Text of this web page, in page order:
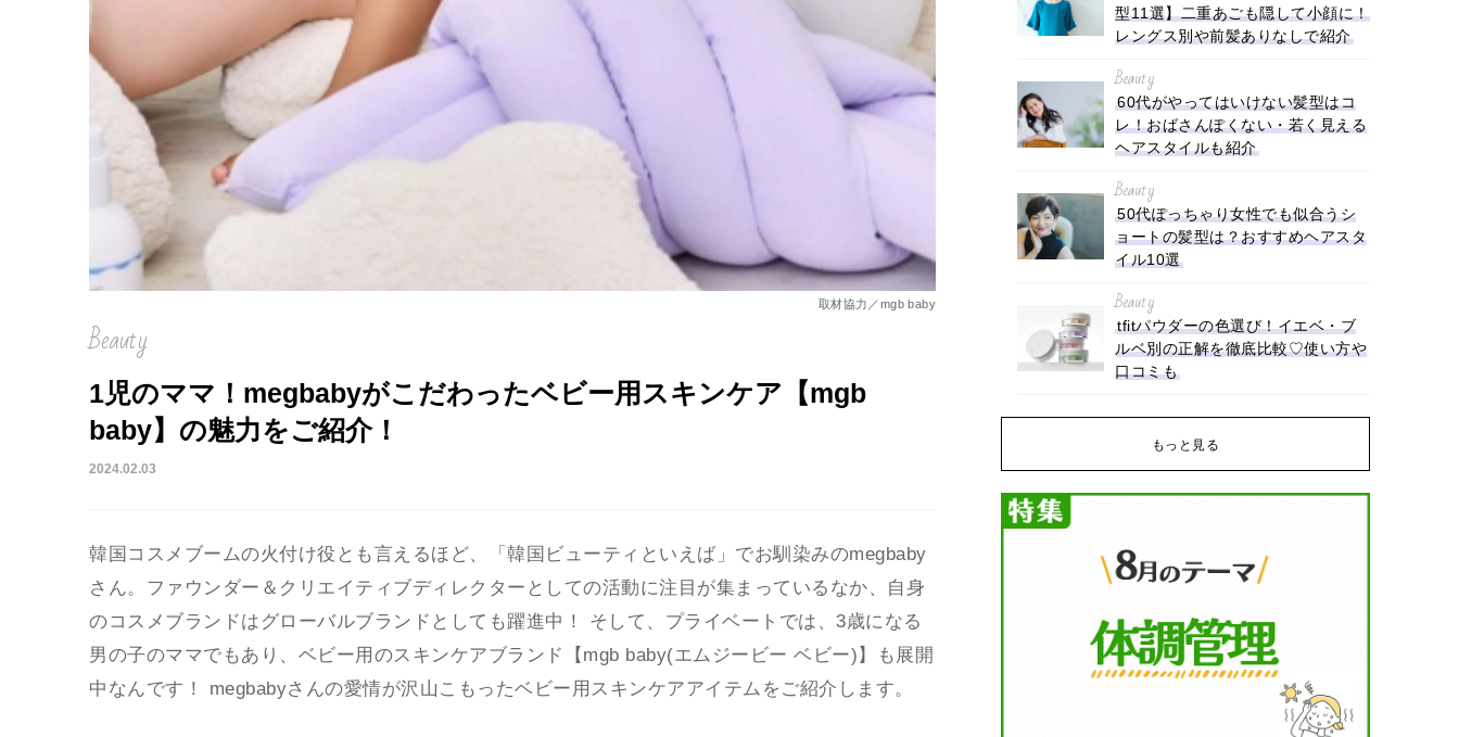
取材協力／mgb baby
Beauty
1児のママ！megbabyがこだわったベビー用スキンケア【mgb
baby】の魅力をご紹介！
2024.02.03
韓国コスメブームの火付け役とも言えるほど、「韓国ビューティといえば」でお馴染みのmegbaby
さん。ファウンダー＆クリエイティブディレクターとしての活動に注目が集まっているなか、自身
のコスメブランドはグローバルブランドとしても躍進中！ そして、プライベートでは、3歳になる
男の子のママでもあり、ベビー用のスキンケアブランド【mgb baby(エムジービー ベビー)】も展開
中なんです！ megbabyさんの愛情が沢山こもったベビー用スキンケアアイテムをご紹介します。
型11選】二重あごも隠して小顔に！
レングス別や前髪ありなしで紹介
Beauty
60代がやってはいけない髪型はコ
レ！おばさんぽくない・若く見える
ヘアスタイルも紹介
Beauty
50代ぽっちゃり女性でも似合うシ
ョートの髪型は？おすすめヘアスタ
イル10選
Beauty
tfitパウダーの色選び！イエベ・ブ
ルベ別の正解を徹底比較♡使い方や
口コミも
もっと見る